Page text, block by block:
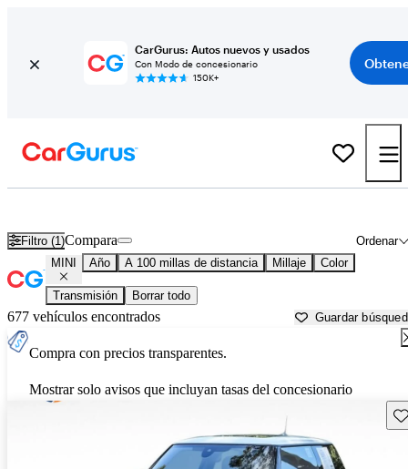
CarGurus: Autos nuevos y usados
Con Modo de concesionario
150K+
Filtro (1) Ordenar
Compara
MINI Año A 100 millas de distancia Millaje Color
Transmisión Borrar todo
677 vehículos encontrados Guardar
Compra con precios transparentes.
Mostrar solo avisos que incluyan tasas del concesionario